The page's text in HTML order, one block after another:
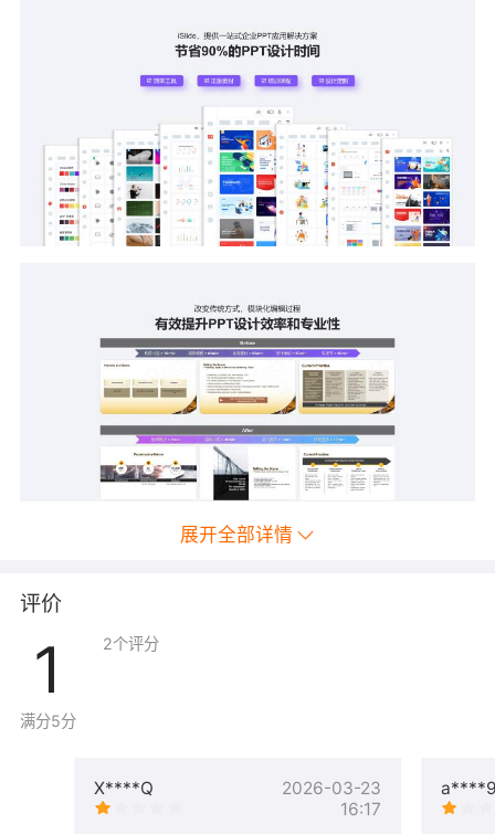
展开全部详情
评价
1
满分5分
2个评分
X****Q
2026-03-23
16:17